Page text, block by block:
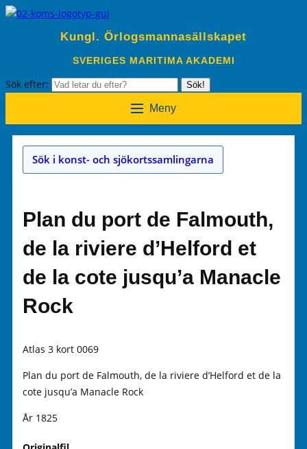
Kungl. Örlogsmannasällskapet
SVERIGES MARITIMA AKADEMI
Sök efter: Sök!
Meny
Sök i konst- och sjökortssamlingarna
Plan du port de Falmouth,
de la riviere d’Helford et
de la cote jusqu’a Manacle
Rock
Atlas 3 kort 0069
Plan du port de Falmouth, de la riviere d’Helford et de la
cote jusqu’a Manacle Rock
År 1825